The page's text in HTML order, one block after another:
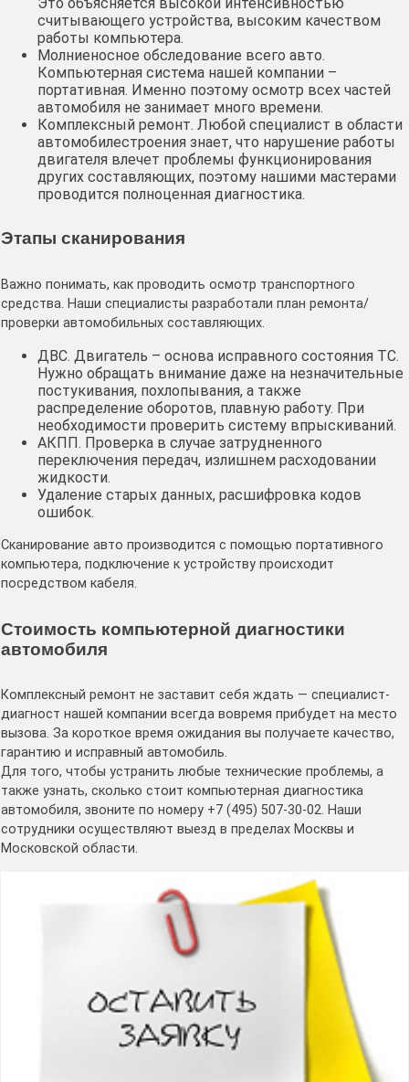
считывающего устройства, высоким качеством
работы компьютера.
Молниеносное обследование всего авто.
Компьютерная система нашей компании –
портативная. Именно поэтому осмотр всех частей
автомобиля не занимает много времени.
Комплексный ремонт. Любой специалист в области
автомобилестроения знает, что нарушение работы
двигателя влечет проблемы функционирования
других составляющих, поэтому нашими мастерами
проводится полноценная диагностика.
Этапы сканирования
Важно понимать, как проводить осмотр транспортного
средства. Наши специалисты разработали план ремонта/
проверки автомобильных составляющих.
ДВС. Двигатель – основа исправного состояния ТС.
Нужно обращать внимание даже на незначительные
постукивания, похлопывания, а также
распределение оборотов, плавную работу. При
необходимости проверить систему впрыскиваний.
АКПП. Проверка в случае затрудненного
переключения передач, излишнем расходовании
жидкости.
Удаление старых данных, расшифровка кодов
ошибок.
Сканирование авто производится с помощью портативного
компьютера, подключение к устройству происходит
посредством кабеля.
Стоимость компьютерной диагностики
автомобиля
Комплексный ремонт не заставит себя ждать — специалист-
диагност нашей компании всегда вовремя прибудет на место
вызова. За короткое время ожидания вы получаете качество,
гарантию и исправный автомобиль.
Для того, чтобы устранить любые технические проблемы, а
также узнать, сколько стоит компьютерная диагностика
автомобиля, звоните по номеру +7 (495) 507-30-02. Наши
сотрудники осуществляют выезд в пределах Москвы и
Московской области.